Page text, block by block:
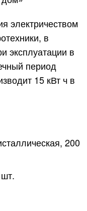
электричеством
в
эксплуатации в
период
15 кВт ч в
200